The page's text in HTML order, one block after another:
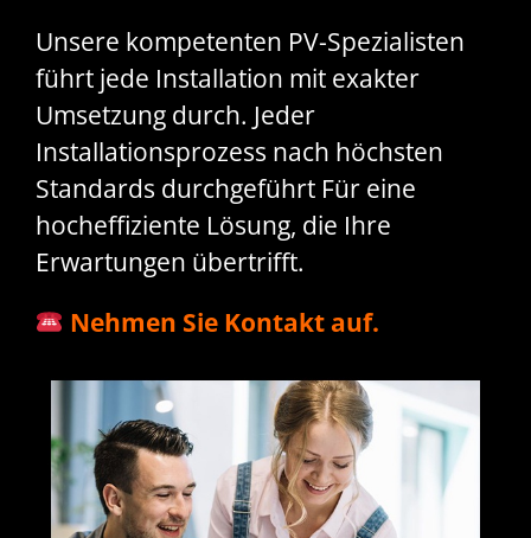
Unsere kompetenten PV-Spezialisten
führt jede Installation mit exakter
Umsetzung durch. Jeder
Installationsprozess nach höchsten
Standards durchgeführt Für eine
hocheffiziente Lösung, die Ihre
Erwartungen übertrifft.
Nehmen Sie Kontakt auf.